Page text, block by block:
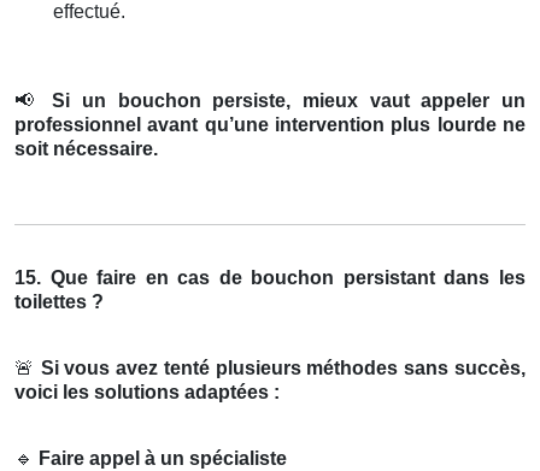
effectué.
📢
Si un bouchon persiste, mieux vaut appeler un
professionnel avant qu’une intervention plus lourde ne
soit nécessaire.
15. Que faire en cas de bouchon persistant dans les
toilettes ?
🚨 Si vous avez tenté plusieurs méthodes sans succès,
voici les solutions adaptées :
🔹 Faire appel à un spécialiste